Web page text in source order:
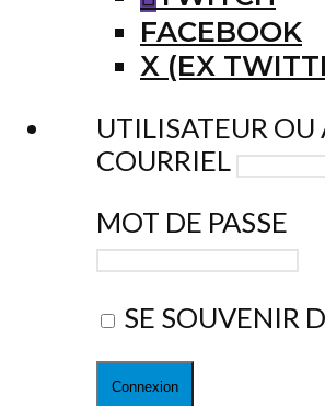
FACEBOOK
X (EX
UTILISATEUR OU
COURRIEL
MOT DE PASSE
SE SOUVENIR